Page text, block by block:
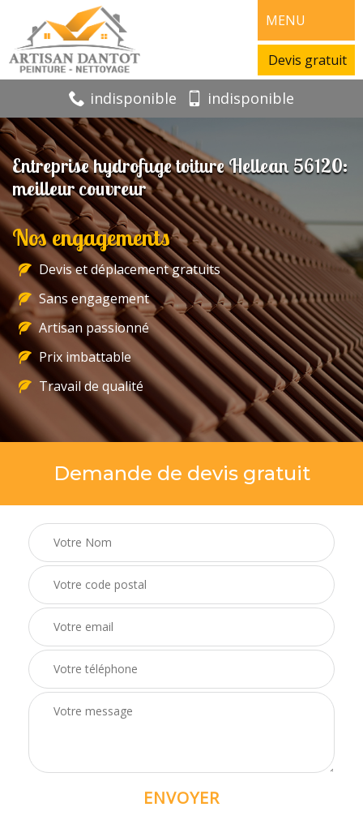
MENU
Devis gratuit
indisponible indisponible
Entreprise hydrofuge toiture Hellean 56120:
meilleur couvreur
Nos engagements
Devis et déplacement gratuits
Sans engagement
Artisan passionné
Prix imbattable
Travail de qualité
Demande de devis gratuit